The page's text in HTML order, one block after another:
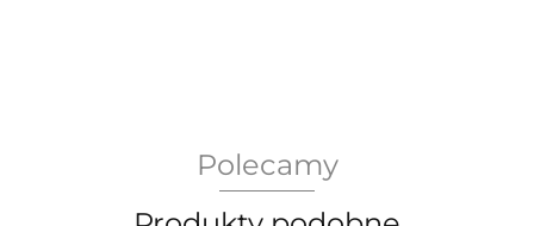
Bergdala Glasbruk
Polecamy